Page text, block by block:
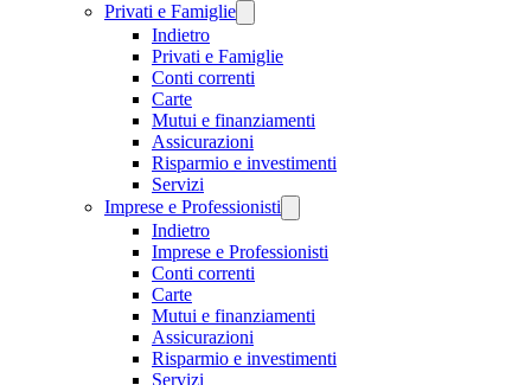
Privati e Famiglie
Indietro
Privati e Famiglie
Conti correnti
Carte
Mutui e finanziamenti
Assicurazioni
Risparmio e investimenti
Servizi
Imprese e Professionisti
Indietro
Imprese e Professionisti
Conti correnti
Carte
Mutui e finanziamenti
Assicurazioni
Risparmio e investimenti
Servizi